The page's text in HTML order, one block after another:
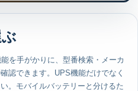
を手がかりに、型番検索・メーカ
認できます。UPS機能だけでなく
。モバイルバッテリーと分けるた